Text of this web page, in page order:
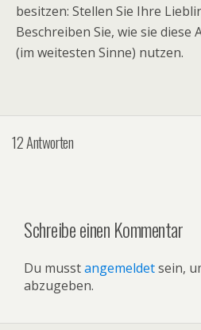
besitzen: Stellen Sie Ihre
Beschreiben Sie, wie sie diese
(im weitesten Sinne) nutzen.
12 Antworten
Schreibe einen Kommentar
Du musstangemeldetsein,
abzugeben.